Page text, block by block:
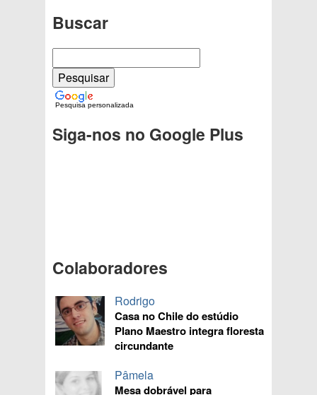
Buscar
Pesquisa personalizada
Siga-nos no Google Plus
Colaboradores
Rodrigo
Casa no Chile do estúdio
Plano Maestro integra floresta
circundante
Pâmela
Mesa dobrável para